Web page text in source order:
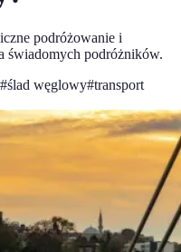
podróżowanie i
świadomych podróżników.
#ślad węglowy#transport